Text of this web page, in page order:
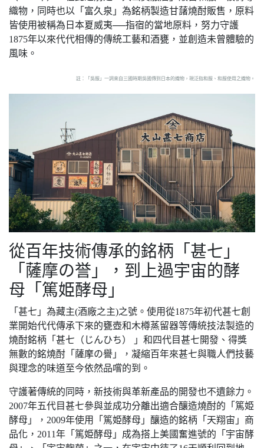
織物，同時也以「富久泉」為銘柄製造甘藷燒酎販售，原料
皆使用被稱為日本夏威夷──指宿的當地原料，努力守護
1875年以來代代相傳的傳統工藝和酒甕，並創造未曾體驗的
風味。
註：「吳服」一詞來自三國時期吳國傳到日本的織物，現泛指和服、和服使用之織物。
從百年技術傳承的銘柄「甚七」
「薩摩の誉」，到上過宇宙的酵
母「篤姫酵母」
「甚七」為藏主(酒廠之主)之號。使用從1875年初代甚七創
業開始代代傳承下來的甕壺和木樽蒸留器等傳統技法製造的
燒酎銘柄「甚七（じんひち） 」和四代目甚七開發、得獎
無數的銘燒酎「薩摩の譽」，凝縮百年來甚七與職人們技藝
與理念的味道至今依然品嚐的到。
守護著傳統的同時，新技術與革新產品的開發也不遺餘力。
2007年五代目甚七參與並成功分離出適合釀造燒酎的「篤姫
酵母」，2009年使用「篤姫酵母」釀造的銘柄「天翔宙」商
品化，2011年「篤姫酵母」成為搭上美國奮進號的「宇宙酵